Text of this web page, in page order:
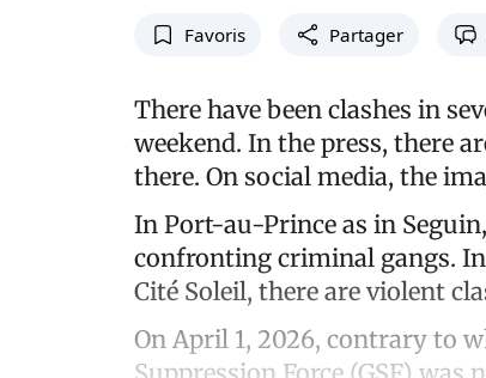
Favoris Partager
There have been clashes in
weekend. In the press, there
there. On social media, the
In Port-au-Prince as in
confronting criminal gangs.
Cité Soleil, there are violent
On April 1, 2026, contrary to